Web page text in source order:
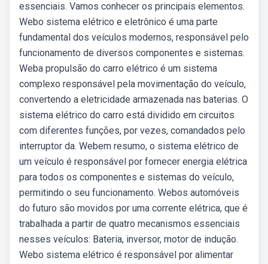
essenciais. Vamos conhecer os principais elementos.
Webo sistema elétrico e eletrônico é uma parte
fundamental dos veículos modernos, responsável pelo
funcionamento de diversos componentes e sistemas.
Weba propulsão do carro elétrico é um sistema
complexo responsável pela movimentação do veículo,
convertendo a eletricidade armazenada nas baterias. O
sistema elétrico do carro está dividido em circuitos
com diferentes funções, por vezes, comandados pelo
interruptor da. Webem resumo, o sistema elétrico de
um veículo é responsável por fornecer energia elétrica
para todos os componentes e sistemas do veículo,
permitindo o seu funcionamento. Webos automóveis
do futuro são movidos por uma corrente elétrica, que é
trabalhada a partir de quatro mecanismos essenciais
nesses veículos: Bateria, inversor, motor de indução.
Webo sistema elétrico é responsável por alimentar